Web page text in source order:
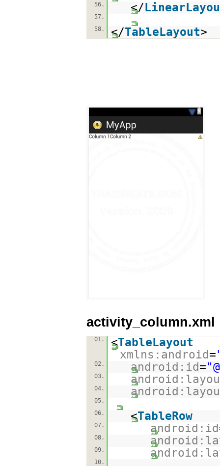
56.
</
57.
58.
</TableLayout>
activity_column.xml
01. <TableLayout
xmlns:android=
02. android:id=
03.
04.
05.
06.
<TableRow
07. android:id
08.
09.
10.